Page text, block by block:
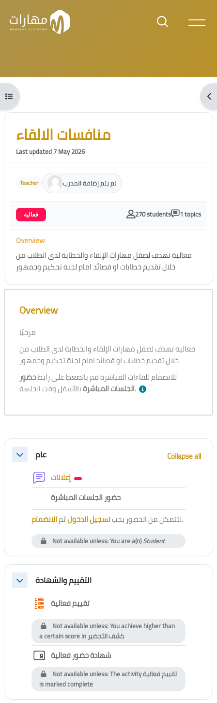
Skip to main content
Blocks
Open course index
Blocks
Skip [Cocoon] Course Intro
منافسات الالقاء
Last updated 7 May 2026
Teacher لم يتم إضافة المدرب
فعالية 270 students 1 topics
Overview
فعالية تهدف لصقل مهارات الإلقاء والخطابة لدى الطلاب من
خلال تقديم خطابات او قصائد امام لجنة تحكيم وجمهور
Skip [Cocoon] Course Overview
Overview
مرحبًا
فعالية تهدف لصقل مهارات الإلقاء والخطابة لدى الطلاب من
خلال تقديم خطابات او قصائد امام لجنة تحكيم وجمهور
للانضمام للقاءات المباشرة قم بالضغط على رابطحضور
الجلسات المباشرةبالأسفل وقت الجلسة.
Section outline
Collapseعام
Collapse all
Forum
حضور الجلسات المباشرةExternal tool
لتتمكن من الحضور يجبتسجيل الدخولثمالانضمام .
Not available unless: You are a(n)Student
Collapseالتقييم والشهادة
تقييم فعاليةQuestionnaire
Not available unless: You achieve higher than
a certain score inكشف التحضير
شهادة حضور فعاليةCustom certificate
Not available unless: The activityتقييم فعالية
is marked complete